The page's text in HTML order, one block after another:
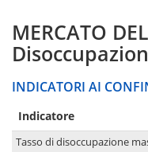
MERCATO
INDICATORI AI
Indicatore
Tasso di disoccupazione